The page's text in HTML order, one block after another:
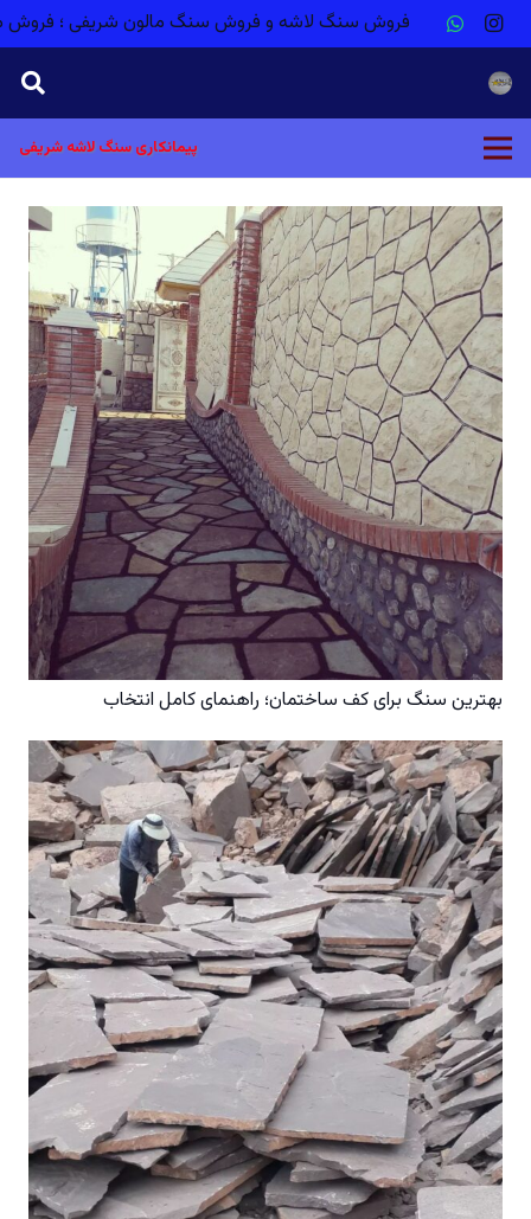
فروش سنگ لاشه و فروش سنگ مالون شریفی ؛ فروش
پیمانکاری سنگ لاشه شریفی
بهترین سنگ برای کف ساختمان؛ راهنمای کامل انتخاب